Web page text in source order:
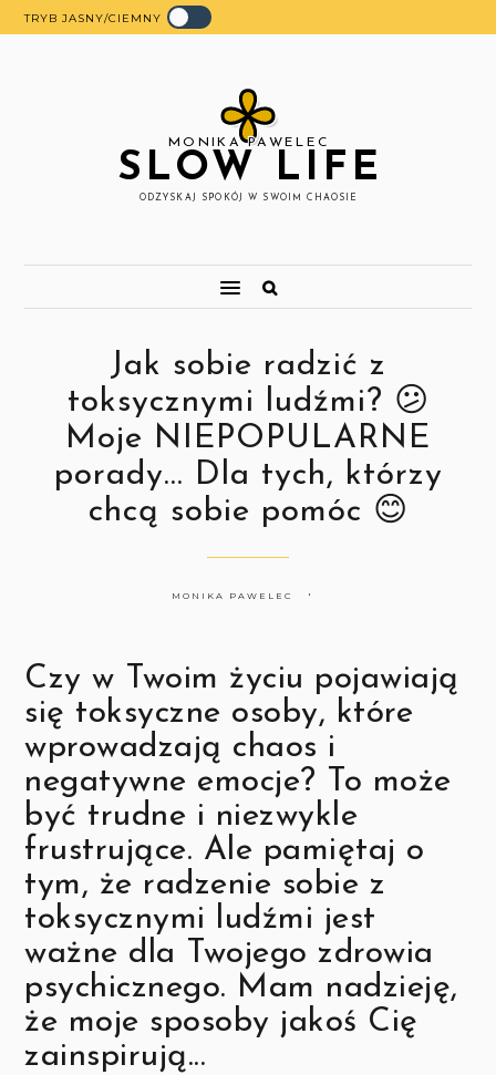
TRYB JASNY/CIEMNY
MONIKA PAWELEC
SLOW LIFE
ODZYSKAJ SPOKÓJ W SWOIM CHAOSIE
Jak sobie radzić z
toksycznymi ludźmi? 😕
Moje NIEPOPULARNE
porady... Dla tych, którzy
chcą sobie pomóc 😊
MONIKA PAWELEC
Czy w Twoim życiu pojawiają
się toksyczne osoby, które
wprowadzają chaos i
negatywne emocje? To może
być trudne i niezwykle
frustrujące. Ale pamiętaj o
tym, że radzenie sobie z
toksycznymi ludźmi jest
ważne dla Twojego zdrowia
psychicznego. Mam nadzieję,
że moje sposoby jakoś Cię
zainspirują...